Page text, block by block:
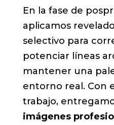
En la fase de
aplicamos
selectivo para
potenciar líneas
mantener una
entorno real. Con
trabajo,
imágenes